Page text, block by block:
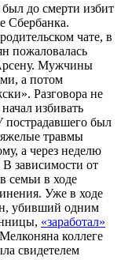
до смерти избит
Сбербанка.
чате, в
пожаловалась
Мужчины
а потом
Разговора не
избивать
пострадавшего был
травмы
а через неделю
В зависимости от
семьи в ходе
Уже в ходе
убивший одним
«заработал»
коллеге
свидетелем